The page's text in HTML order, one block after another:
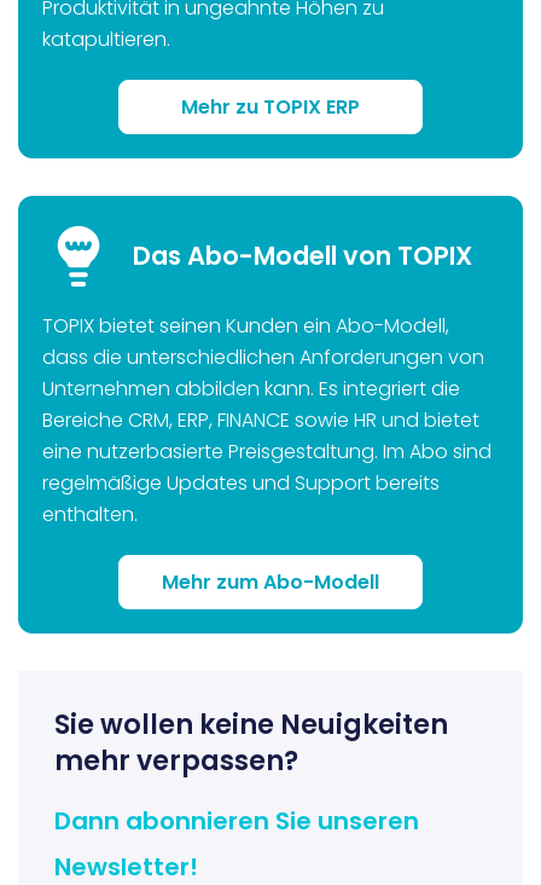
Produktivität in ungeahnte Höhen zu
katapultieren.
Mehr zu TOPIX ERP
Das Abo-Modell von TOPIX
TOPIX bietet seinen Kunden ein Abo-Modell,
dass die unterschiedlichen Anforderungen von
Unternehmen abbilden kann. Es integriert die
Bereiche CRM, ERP, FINANCE sowie HR und bietet
eine nutzerbasierte Preisgestaltung. Im Abo sind
regelmäßige Updates und Support bereits
enthalten.
Mehr zum Abo-Modell
Sie wollen keine Neuigkeiten
mehr verpassen?
Dann abonnieren Sie unseren
Newsletter!